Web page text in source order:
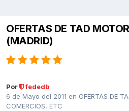
OFERTAS DE TAD
(MADRID)
Por
fededb
6 de Mayo del 2011 en OFERTAS DE
COMERCIOS, ETC